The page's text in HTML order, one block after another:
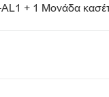
+ 1 Μονάδα